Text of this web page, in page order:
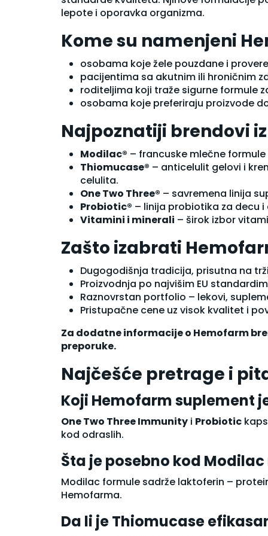
Serumi i boosteri
Termalna voda
Zdravlje kože (suplementi)
Nega tela
Balzam za telo
Brijanje i depilacija
Dezodoransi
Krema za kupanje
Kreme za telo
Kreme za telo i lice
Kupke
Losioni za telo
Mleko za telo
Nega ruku
Nega stopala
Piling za telo
Sapun
Sprej za telo
Stikovi i roll-on
Strije i celulit
Ulje za kupanje
Ulje za telo
Nega usana
Nega za muškarce
Oralna higijena
Četkice za zube
Paste za zube
Rastvori za ispiranje usta
Stanje kože
Crvenilo (Rozacea)
Depigmentacija
Dermatološki tretmani
Dermatoze
Ekcemi
Hiperpigmentacija
lepote i oporavka organizma.
Kome su namenjeni
osobama koje žele pouzdane i
pacijentima sa akutnim ili hroničnim
roditeljima koji traže sigurne formule
osobama koje preferiraju proizvode
Najpoznatiji brendovi
Modilac® – francuske mlečne
Thiomucase® – anticelulit gelovi i
celulita.
One Two Three® – savremena linija
Probiotic® – linija probiotika za decu
Vitamini i minerali – širok izbor
Zašto izabrati
Dugogodišnja tradicija, prisutna na
Proizvodnja po najvišim EU
Raznovrstan portfolio – lekovi,
Pristupačne cene uz visok kvalitet i
Za dodatne informacije o Hemofarm
preporuke.
Najčešće pretrage i
Koji Hemofarm suplement
One Two Three Immunity i Probiotic
kod odraslih.
Šta je posebno kod
Modilac formule sadrže laktoferin –
Hemofarma.
Da li je Thiomucase